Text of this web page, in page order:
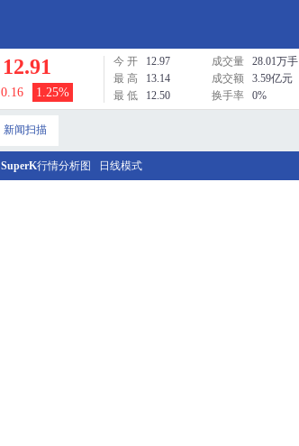
12.91
0.16 1.25%
今 开 12.97 成交量 28.01万手
最 高
13.14 成交额 3.59亿元
最 低
12.50 换手率 0%
新闻扫描
SuperK行情分析图 日线模式